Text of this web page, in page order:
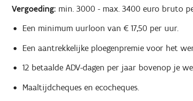
Vergoeding: min. 3000 - max. 3400 euro bruto
Een minimum uurloon van € 17,50 per uur.
Een aantrekkelijke ploegenpremie voor het
12 betaalde ADV-dagen per jaar bovenop je
Maaltijdcheques en ecocheques.